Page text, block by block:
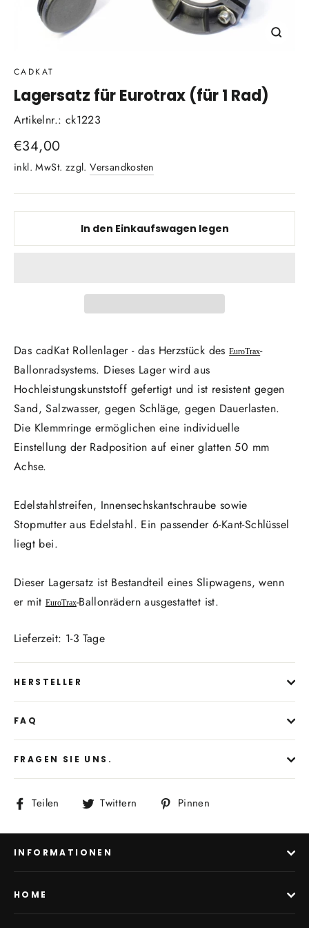
CADKAT
Lagersatz für Eurotrax (für 1 Rad)
Artikelnr.: ck1223
Normaler
Preis
€34,00
inkl. MwSt. zzgl.Versandkosten
In den Einkaufswagen legen
Das cadKat Rollenlager - das Herzstück desEuroTrax-
Ballonradsystems. Dieses Lager wird aus
Hochleistungskunststoff gefertigt und ist resistent gegen
Sand, Salzwasser, gegen Schläge, gegen Dauerlasten.
Die Klemmringe ermöglichen eine individuelle
Einstellung der Radposition auf einer glatten 50 mm
Achse.
Edelstahlstreifen, Innensechskantschraube sowie
Stopmutter aus Edelstahl. Ein passender 6-Kant-Schlüssel
liegt bei.
Dieser Lagersatz ist Bestandteil eines Slipwagens, wenn
er mit EuroTrax-Ballonrädern ausgestattet ist.
Lieferzeit: 1-3 Tage
HERSTELLER
FAQ
FRAGEN SIE UNS.
Teilen
Auf
Twittern
Auf
Pinnen
INFORMATIONEN
HOME